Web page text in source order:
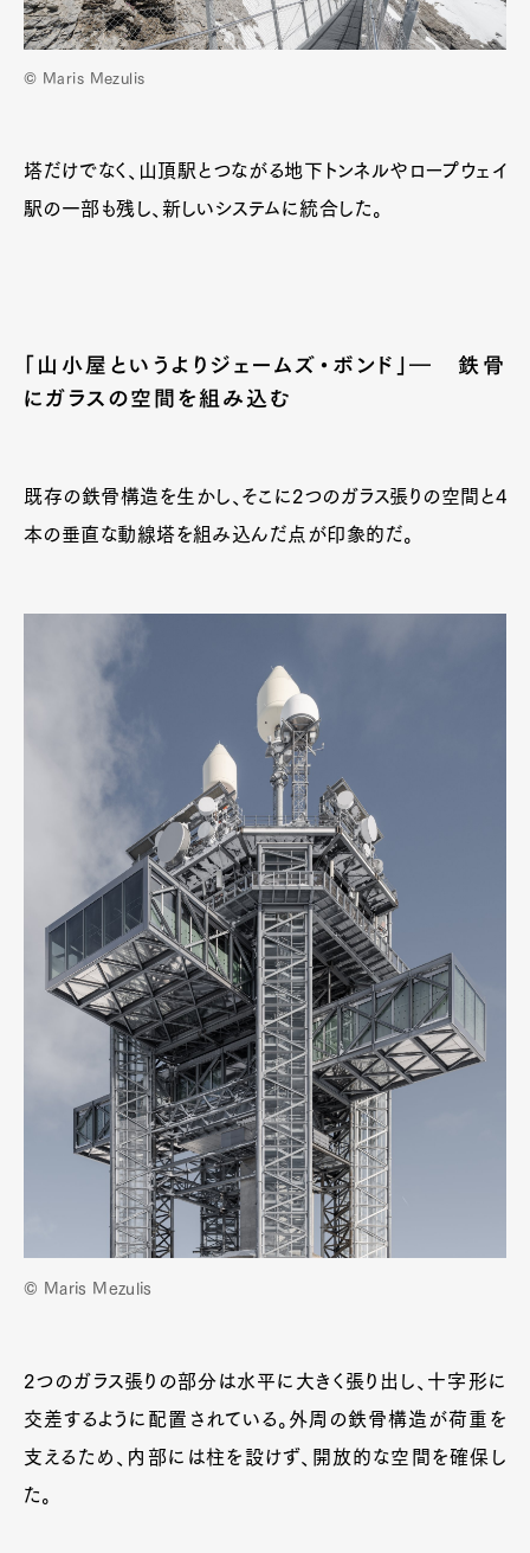
Art&DesignWatchFashion
GourmetCars
ProductCultureLifestyle
Pen Membership
Magazine
Official Columnist
About
Pen Meet
Pen international Pen tw
© Maris Mezulis
塔だけでなく、山頂駅とつながる地下トンネルやロープウェイ
駅の一部も残し、新しいシステムに統合した。
「山小屋というよりジェームズ・ボンド」― 鉄骨
にガラスの空間を組み込む
既存の鉄骨構造を生かし、そこに2つのガラス張りの空間と4
本の垂直な動線塔を組み込んだ点が印象的だ。
© Maris Mezulis
2つのガラス張りの部分は水平に大きく張り出し、十字形に
交差するように配置されている。外周の鉄骨構造が荷重を
支えるため、内部には柱を設けず、開放的な空間を確保し
た。